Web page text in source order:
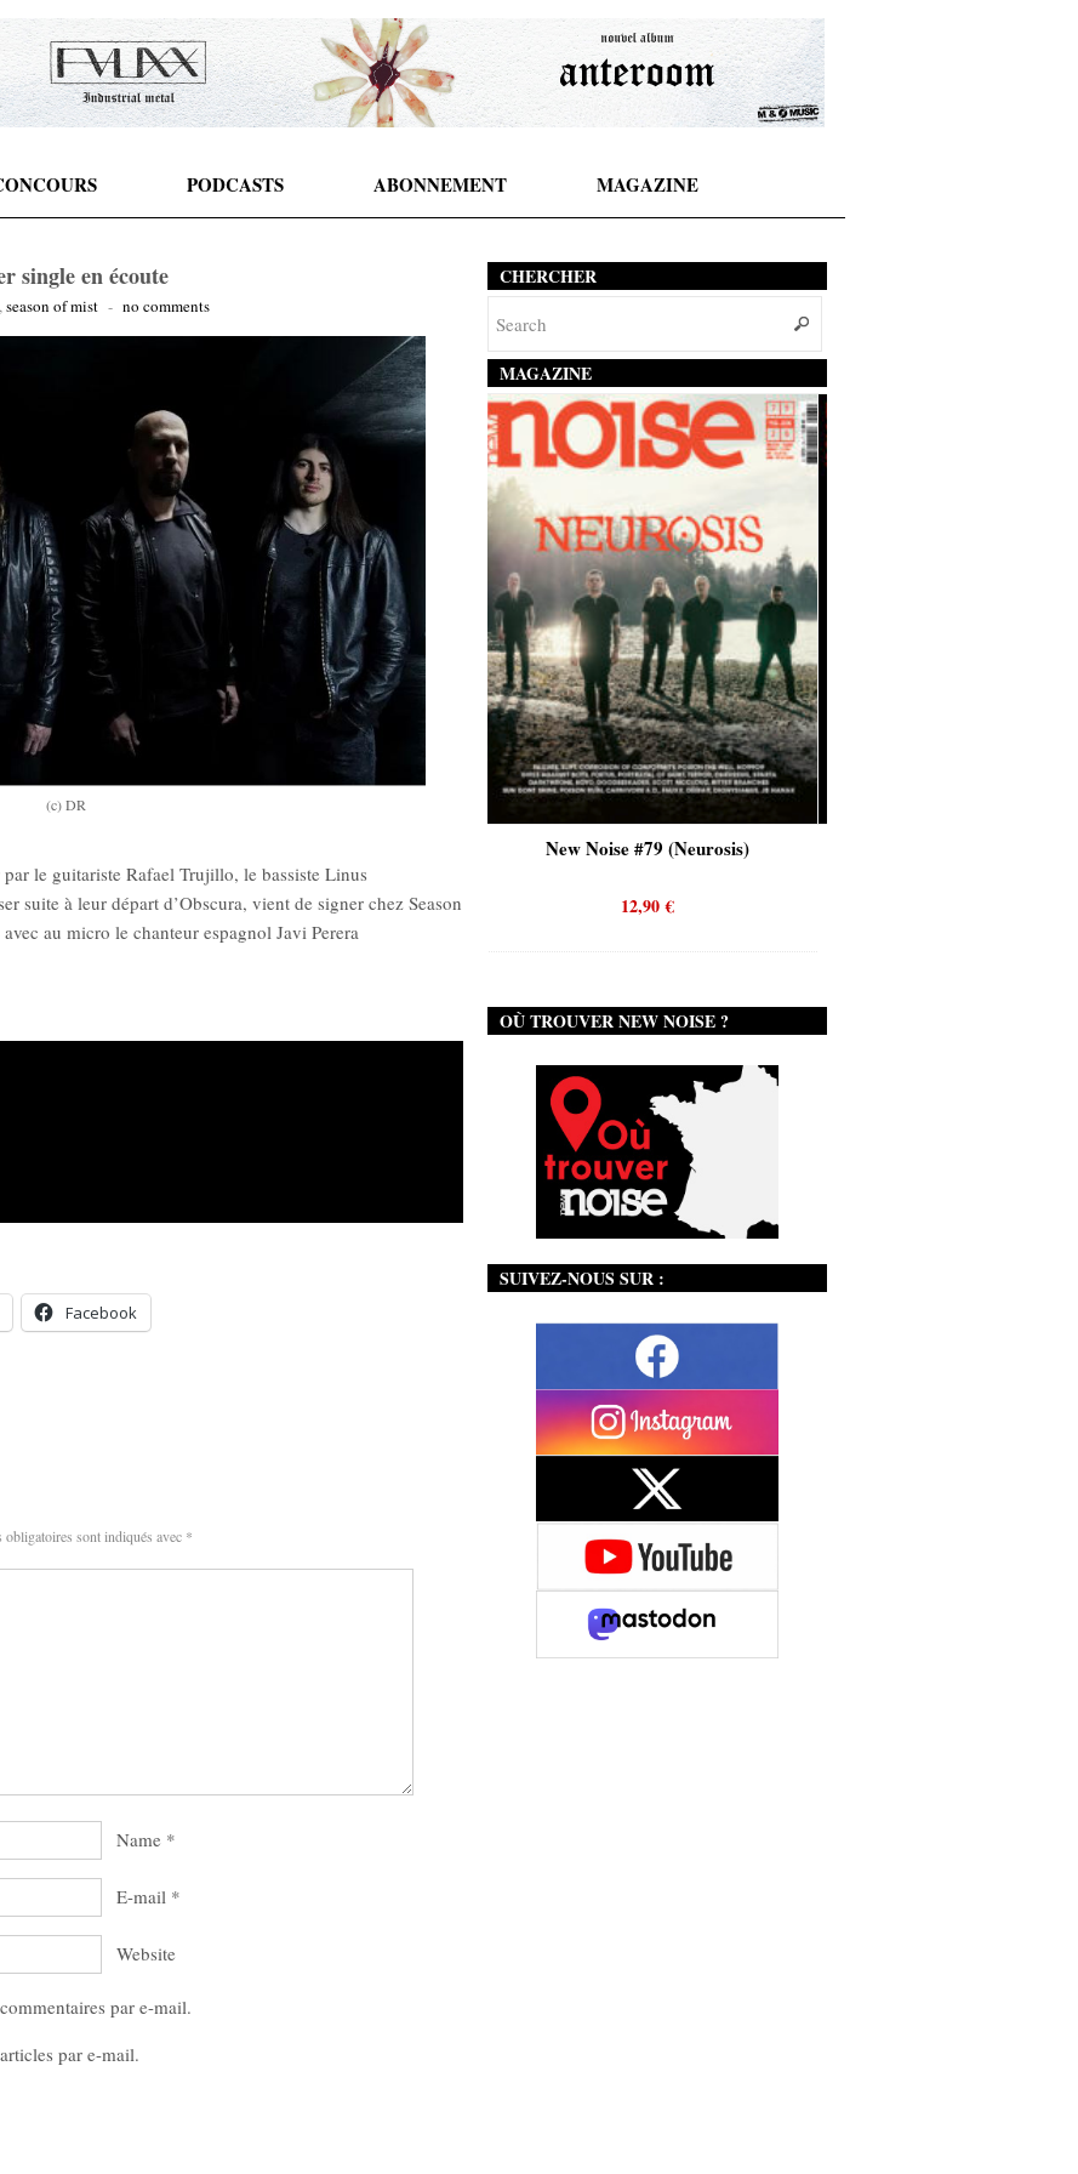
PODCASTS ABONNEMENT MAGAZINE
single en écoute
,season of mist - no comments
(c) DR
le guitariste Rafael Trujillo, le bassiste Linus
suite à leur départ d’Obscura, vient de signer chez Season
au micro le chanteur espagnol Javi Perera
Facebook
obligatoires sont indiqués avec *
Name *
E-mail *
Website
par e-mail.
par e-mail.
CHERCHER
MAGAZINE
12,90€ 12,90
New Noise #80 (Genghis Tron)
OÙ TROUVER NEW NOISE ?
SUIVEZ-NOUS SUR :